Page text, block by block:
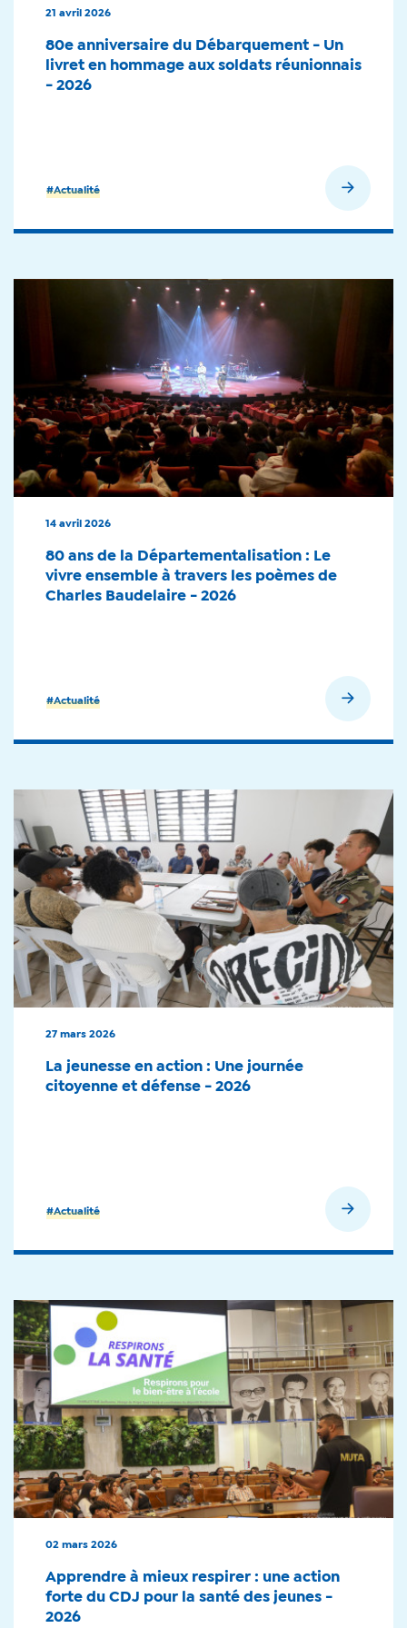
#Actualité
21 avril 2026
80e anniversaire du Débarquement - Un
livret en hommage aux soldats réunionnais
- 2026
#Actualité
14 avril 2026
80 ans de la Départementalisation : Le
vivre ensemble à travers les poèmes de
Charles Baudelaire - 2026
#Actualité
27 mars 2026
La jeunesse en action : Une journée
citoyenne et défense - 2026
02 mars 2026
Apprendre à mieux respirer : une action
forte du CDJ pour la santé des jeunes -
2026